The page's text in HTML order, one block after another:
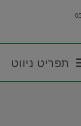
תפריט ניווט